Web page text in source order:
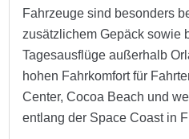
Fahrzeuge sind besonders
zusätzlichem Gepäck sowie
Tagesausflüge außerhalb
hohen Fahrkomfort für
Center, Cocoa Beach und
entlang der Space Coast in